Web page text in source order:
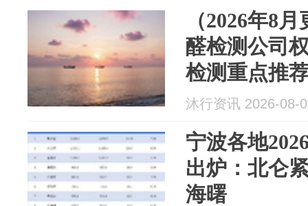
（2026年8
醛检测公司
检测重点推
沐行资讯 2026-08-
宁波各地
出炉：北仑
海曙